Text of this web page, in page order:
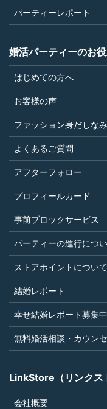
参加条件が
ーは、その
弊社が希望
過去に、当
正行為、ス
ードの不正
したことが
暴力団等の
く、また、
反行為等
いこと
当社の独
上問題があ
と
過去に会員
止処分を受
当社の提供
似のサービ
法人または
でないこと
パーティーレポート
婚活パーティーのお
はじめての方へ
お客様の声
ファッション身だしなみ
よくあるご質問
アフターフォロー
プロフィールカード
事前ブロックサービス
パーティーの進行につ
ストアポイントについて
結婚レポート
幸せ結婚レポート募集中
無料婚活相談・カウン
LinkStore（リンクス
会社概要